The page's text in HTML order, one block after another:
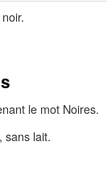
le mot Noires.
sans lait.